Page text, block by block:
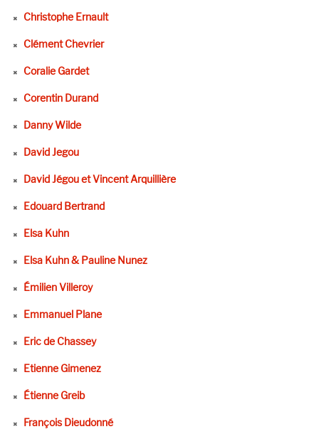
Christophe Ernault
Clément Chevrier
Coralie Gardet
Corentin Durand
Danny Wilde
David Jegou
David Jégou et Vincent Arquillière
Edouard Bertrand
Elsa Kuhn
Elsa Kuhn & Pauline Nunez
Émilien Villeroy
Emmanuel Plane
Eric de Chassey
Etienne Gimenez
Étienne Greib
François Dieudonné